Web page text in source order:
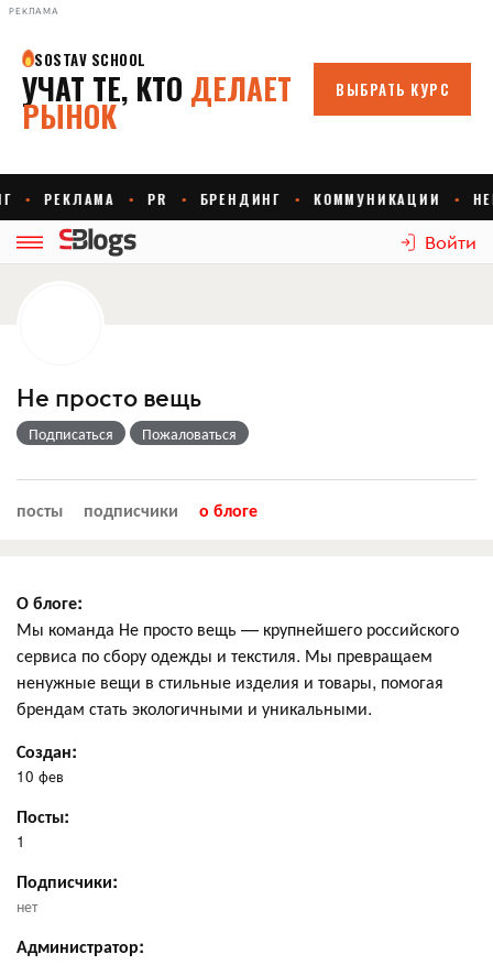
РЕКЛАМА
Войти
Не просто вещь
Подписаться Пожаловаться
посты подписчики о блоге
О блоге:
Мы команда Не просто вещь — крупнейшего российского
сервиса по сбору одежды и текстиля. Мы превращаем
ненужные вещи в стильные изделия и товары, помогая
брендам стать экологичными и уникальными.
Создан:
10 фев
Посты:
1
Подписчики:
нет
Администратор: